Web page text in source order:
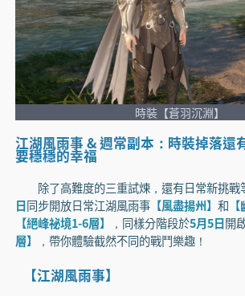
時裝【蒼羽沉淵】
江湖風雨事 & 週常副本：時裝掉落還
要穩穩的幸福
除了高難度的三重試煉，還有日常新挑戰
日同步開放日常江湖風雨事【風盡揚州】 和
【絕峰祕境1-6層】
，同樣分階段於5月5日開
層】
，帶你體驗截然不同的戰鬥樂趣！
【江湖風雨事】